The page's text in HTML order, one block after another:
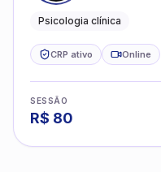
dentro da
Psicologia clínica
CRP ativo Online
SESSÃO
R$ 80